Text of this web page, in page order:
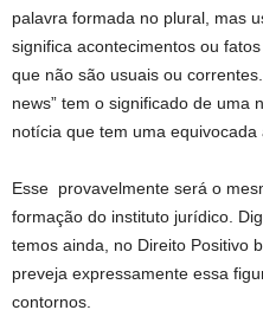
palavra formada no plural, mas
significa acontecimentos ou
que não são usuais ou
news” tem o significado de uma
notícia que tem uma equivocada
Esse provavelmente será o
formação do instituto jurídico.
temos ainda, no Direito Positivo
preveja expressamente essa
contornos.